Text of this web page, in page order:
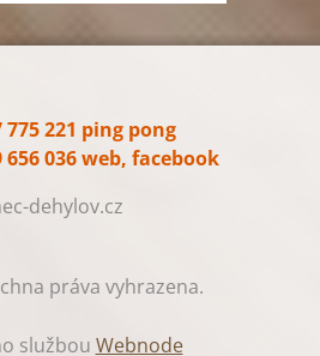
775 221 ping pong
656 036 web, facebook
ec-dehylov.cz
práva vyhrazena.
službou Webnode